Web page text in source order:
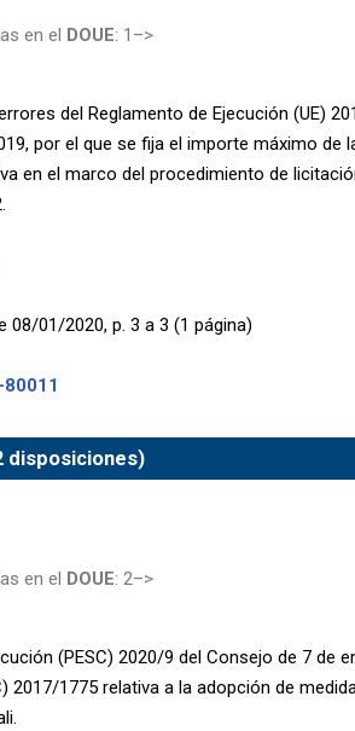
en el DOUE: 1–>
del Reglamento de Ejecución (UE)
por el que se fija el importe máximo de
en el marco del procedimiento de
08/01/2020, p. 3 a 3 (1 página)
disposiciones)
en el DOUE: 2–>
(PESC) 2020/9 del Consejo de 7 de
2017/1775 relativa a la adopción de